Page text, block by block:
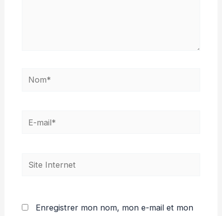
Nom*
E-
Site
Enregistrer mon nom, mon e-mail et mon